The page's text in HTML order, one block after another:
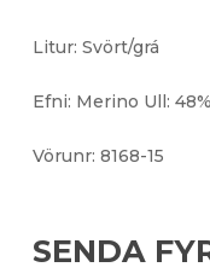
Litur: Svört/grá
Efni: Merino Ull:
Vörunr: 8168-15
SENDA